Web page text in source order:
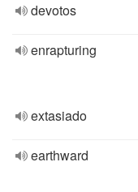
devotos
enrapturing
extasiado
earthward